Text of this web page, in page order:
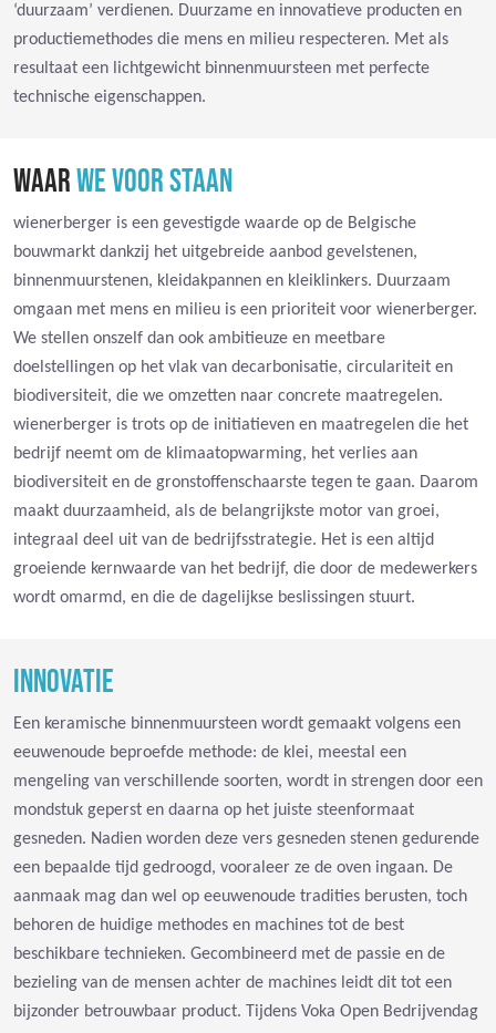
‘duurzaam’ verdienen. Duurzame en innovatieve producten en
productiemethodes die mens en milieu respecteren. Met als
resultaat een lichtgewicht binnenmuursteen met perfecte
technische eigenschappen.
WAARWE VOOR STAAN
wienerberger is een gevestigde waarde op de Belgische
bouwmarkt dankzij het uitgebreide aanbod gevelstenen,
binnenmuurstenen, kleidakpannen en kleiklinkers. Duurzaam
omgaan met mens en milieu is een prioriteit voor wienerberger.
We stellen onszelf dan ook ambitieuze en meetbare
doelstellingen op het vlak van decarbonisatie, circulariteit en
biodiversiteit, die we omzetten naar concrete maatregelen.
wienerberger is trots op de initiatieven en maatregelen die het
bedrijf neemt om de klimaatopwarming, het verlies aan
biodiversiteit en de gronstoffenschaarste tegen te gaan. Daarom
maakt duurzaamheid, als de belangrijkste motor van groei,
integraal deel uit van de bedrijfsstrategie. Het is een altijd
groeiende kernwaarde van het bedrijf, die door de medewerkers
wordt omarmd, en die de dagelijkse beslissingen stuurt.
INNOVATIE
Een keramische binnenmuursteen wordt gemaakt volgens een
eeuwenoude beproefde methode: de klei, meestal een
mengeling van verschillende soorten, wordt in strengen door een
mondstuk geperst en daarna op het juiste steenformaat
gesneden. Nadien worden deze vers gesneden stenen gedurende
een bepaalde tijd gedroogd, vooraleer ze de oven ingaan. De
aanmaak mag dan wel op eeuwenoude tradities berusten, toch
behoren de huidige methodes en machines tot de best
beschikbare technieken. Gecombineerd met de passie en de
bezieling van de mensen achter de machines leidt dit tot een
bijzonder betrouwbaar product. Tijdens Voka Open Bedrijvendag